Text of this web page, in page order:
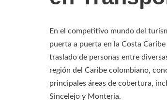
En el competitivo mundo del
puerta a puerta en la Costa
traslado de personas entre
región del Caribe colombiano,
principales áreas de cobertura,
Sincelejo y Montería.